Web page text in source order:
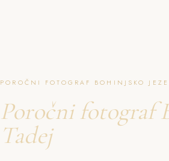
POROČNI FOTOGRAF BOHINJSKO
Poročni fotograf
Tadej